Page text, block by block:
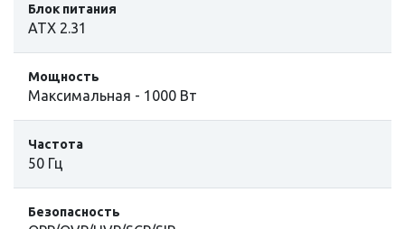
Блок питания
ATX 2.31
Мощность
Максимальная - 1000 Вт
Частота
50 Гц
Безопасность